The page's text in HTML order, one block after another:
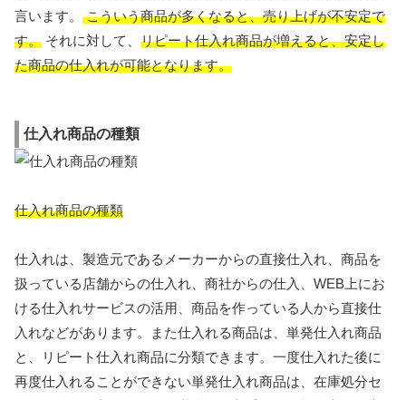
言います。 こういう商品が多くなると、売り上げが不安定で
す。 それに対して、 リピート仕入れ商品が増えると、安定し
た商品の仕入れが可能となります。
仕入れ商品の種類
仕入れ商品の種類
仕入れは、製造元であるメーカーからの直接仕入れ、商品を
扱っている店舗からの仕入れ、商社からの仕入、WEB上にお
ける仕入れサービスの活用、商品を作っている人から直接仕
入れなどがあります。また仕入れる商品は、単発仕入れ商品
と、リピート仕入れ商品に分類できます。一度仕入れた後に
再度仕入れることができない単発仕入れ商品は、在庫処分セ